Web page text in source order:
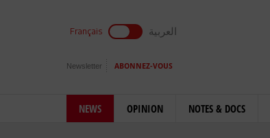
Français العربية
Newsletter ABONNEZ-VOUS
NEWS OPINION NOTES & DOCS